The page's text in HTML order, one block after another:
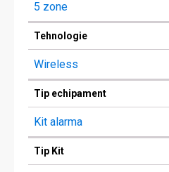
5 zone
Tehnologie
Wireless
Tip echipament
Kit alarma
Tip Kit